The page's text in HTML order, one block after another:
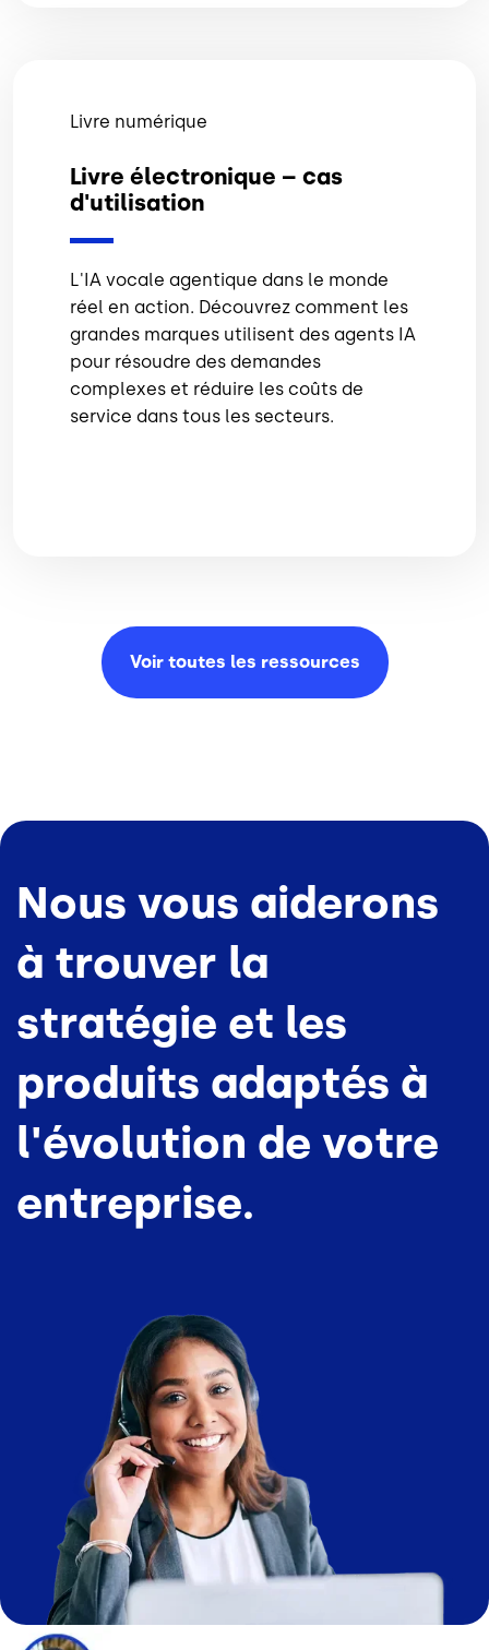
Livre numérique
Livre électronique – cas
d'utilisation
L'IA vocale agentique dans le monde
réel en action. Découvrez comment les
grandes marques utilisent des agents IA
pour résoudre des demandes
complexes et réduire les coûts de
service dans tous les secteurs.
Voir toutes les ressources
Nous vous aiderons
à trouver la
stratégie et les
produits adaptés à
l'évolution de votre
entreprise.
Image